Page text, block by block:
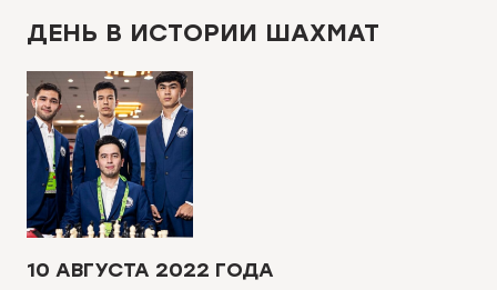
ДЕНЬ В ИСТОРИИ ШАХМАТ
10 АВГУСТА 2022 ГОДА